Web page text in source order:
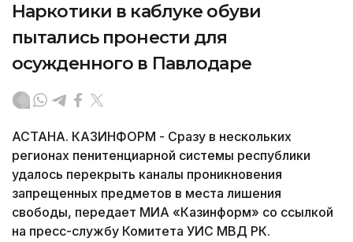
Наркотики в каблуке обуви
пытались пронести для
осужденного в Павлодаре
АСТАНА. КАЗИНФОРМ - Сразу в нескольких
регионах пенитенциарной системы республики
удалось перекрыть каналы проникновения
запрещенных предметов в места лишения
свободы, передает МИА «Казинформ» со ссылкой
на пресс-службу Комитета УИС МВД РК.